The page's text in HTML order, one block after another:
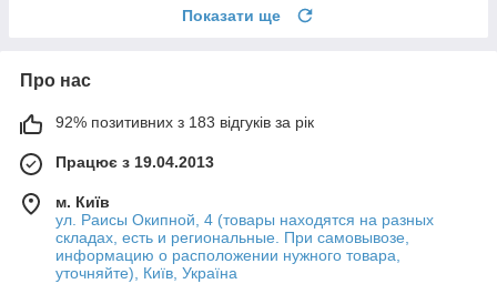
Показати ще
Про нас
92% позитивних з 183 відгуків за рік
Працює з 19.04.2013
м. Київ
ул. Раисы Окипной, 4 (товары находятся на разных
складах, есть и региональные. При самовывозе,
информацию о расположении нужного товара,
уточняйте), Київ, Україна